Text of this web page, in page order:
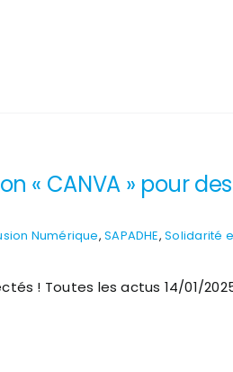
« CANVA » pour
Numérique,SAPADHE,Solidarité
! Toutes les actus 14/01/